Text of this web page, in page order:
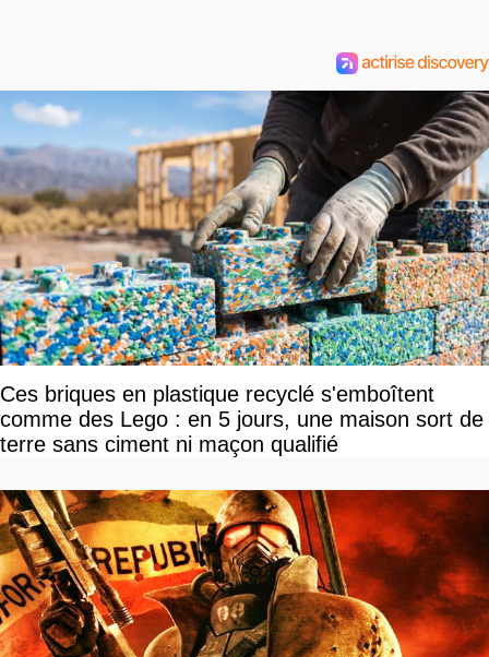
Ces briques en plastique recyclé s'emboîtent
comme des Lego : en 5 jours, une maison sort de
terre sans ciment ni maçon qualifié